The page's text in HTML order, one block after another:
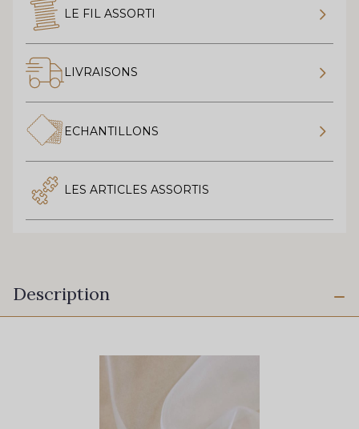
LE FIL ASSORTI
LIVRAISONS
ECHANTILLONS
LES ARTICLES ASSORTIS
Description